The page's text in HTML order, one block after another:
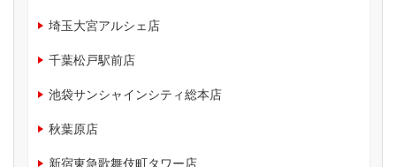
埼玉大宮アルシェ店
千葉松戸駅前店
池袋サンシャインシティ総本店
秋葉原店
新宿東急歌舞伎町タワー店